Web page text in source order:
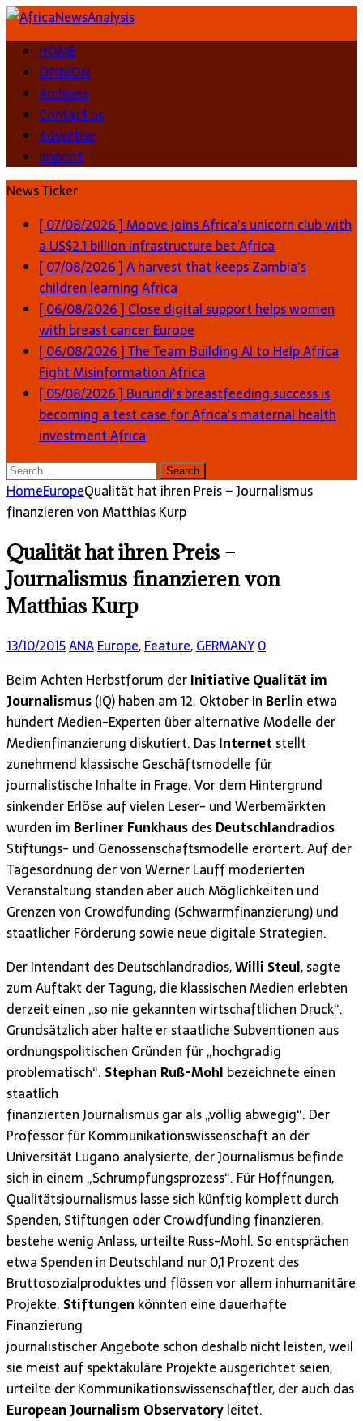
HOME
OPINION
Archives
Contact us
Advertise
Imprint
News Ticker
[ 07/08/2026 ]Moove joins Africa’s unicorn club with
a US$2.1 billion infrastructure betAfrica
[ 07/08/2026 ]A harvest that keeps Zambia’s
children learningAfrica
[ 06/08/2026 ] Close digital support helps women
with breast cancerEurope
[ 06/08/2026 ]The Team Building AI to Help Africa
Fight MisinformationAfrica
[ 05/08/2026 ] Burundi’s breastfeeding success is
becoming a test case for Africa’s maternal health
investmentAfrica
Search
for:
HomeEuropeQualität hat ihren Preis – Journalismus
finanzieren von Matthias Kurp
Qualität hat ihren Preis –
Journalismus finanzieren von
Matthias Kurp
13/10/2015ANAEurope,Feature,GERMANY0
Beim Achten Herbstforum derInitiative Qualität im
Journalismus(IQ) haben am 12. Oktober in Berlin etwa
hundert Medien-Experten über alternative Modelle der
Medienfinanzierung diskutiert. DasInternet stellt
zunehmend klassische Geschäftsmodelle für
journalistische Inhalte in Frage. Vor dem Hintergrund
sinkender Erlöse auf vielen Leser- und Werbemärkten
wurden im Berliner FunkhausdesDeutschlandradios
Stiftungs- und Genossenschaftsmodelle erörtert. Auf der
Tagesordnung der von Werner Lauff moderierten
Veranstaltung standen aber auch Möglichkeiten und
Grenzen von Crowdfunding (Schwarmfinanzierung) und
staatlicher Förderung sowie neue digitale Strategien.
Der Intendant des Deutschlandradios,Willi Steul, sagte
zum Auftakt der Tagung, die klassischen Medien erlebten
derzeit einen „so nie gekannten wirtschaftlichen Druck“.
Grundsätzlich aber halte er staatliche Subventionen aus
ordnungspolitischen Gründen für „hochgradig
problematisch“. Stephan Ruß-Mohl bezeichnete einen
staatlich
finanzierten Journalismus gar als „völlig abwegig“. Der
Professor für Kommunikationswissenschaft an der
Universität Lugano analysierte, der Journalismus befinde
sich in einem „Schrumpfungsprozess“. Für Hoffnungen,
Qualitätsjournalismus lasse sich künftig komplett durch
Spenden, Stiftungen oder Crowdfunding finanzieren,
bestehe wenig Anlass, urteilte Russ-Mohl. So entsprächen
etwa Spenden in Deutschland nur 0,1 Prozent des
Bruttosozialproduktes und flössen vor allem inhumanitäre
Projekte. Stiftungen könnten eine dauerhafte
Finanzierung
journalistischer Angebote schon deshalb nicht leisten, weil
sie meist auf spektakuläre Projekte ausgerichtet seien,
urteilte der Kommunikationswissenschaftler, der auch das
European Journalism Observatoryleitet.